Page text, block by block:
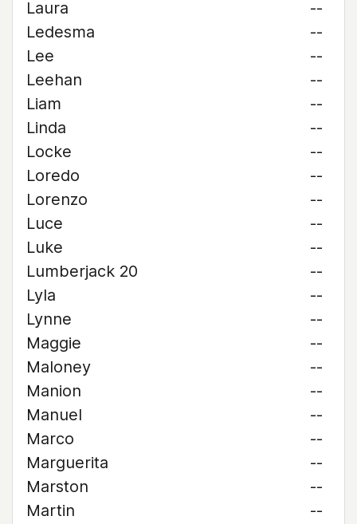
Laura
--
Ledesma
--
Lee
--
Leehan
--
Liam
--
Linda
--
Locke
--
Loredo
--
Lorenzo
--
Luce
--
Luke
--
Lumberjack 20
--
Lyla
--
Lynne
--
Maggie
--
Maloney
--
Manion
--
Manuel
--
Marco
--
Marguerita
--
Marston
--
Martin
--